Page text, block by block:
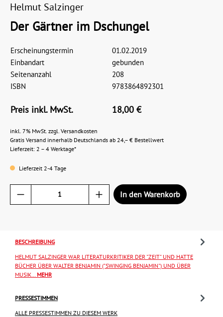
Helmut Salzinger
Der Gärtner im Dschungel
Erscheinungstermin
01.02.2019
Einbandart
gebunden
Seitenanzahl
208
ISBN
9783864892301
Preis inkl. MwSt. 18,00 €
inkl. 7% MwSt. zzgl. Versandkosten
Gratis Versand innerhalb Deutschlands ab 24,– € Bestellwert
Lieferzeit: 2 – 4 Werktage*
Lieferzeit 2-4 Tage
In den Warenkorb
BESCHREIBUNG
HELMUT SALZINGER WAR LITERATURKRITIKER DER "ZEIT" UND HATTE
BÜCHER ÜBER WALTER BENJAMIN ("SWINGING BENJAMIN") UND ÜBER
MUSIK… MEHR
PRESSESTIMMEN
ALLE PRESSESTIMMEN ZU DIESEM WERK